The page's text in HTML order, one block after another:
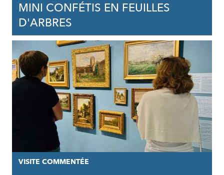
MINI CONFÉTIS EN FEUILLES
D'ARBRES
VISITE COMMENTÉE